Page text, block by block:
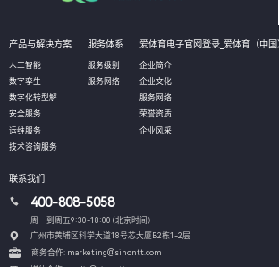
产品与解决方案
人工智能
数字孪生
数字化转型解
安全服务
运维服务
技术咨询服务
服务体系
服务级别
服务网络
爱体育电子官网登录_爱体育（中国
企业简介
企业文化
服务网络
荣誉资质
企业风采
联系我们
400-808-5058
周一到周五9:30-18:00 (北京时间）
广州市黄埔区科学大道18号芯大厦B2栋1-2层
商务合作: marketing@sinontt.com